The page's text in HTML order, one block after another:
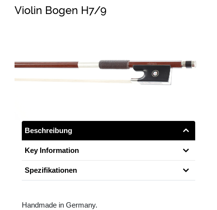
Violin Bogen H7/9
Beschreibung
Key Information
Spezifikationen
Handmade in Germany.